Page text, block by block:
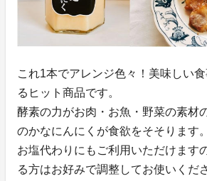
これ1本でアレンジ色々！美味しい
るヒット商品です。
酵素の力がお肉・お魚・野菜の素材
のかなにんにくが食欲をそそります。
お塩代わりにもご利用いただけます
る方はお好みで調整してお使いくだ